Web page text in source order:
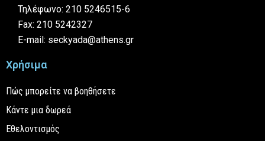
Τηλέφωνο: 210 5246515-6
Fax: 210 5242327
E-mail: seckyada@athens.gr
Χρήσιμα
Πώς μπορείτε να βοηθήσετε
Κάντε μια δωρεά
Εθελοντισμός